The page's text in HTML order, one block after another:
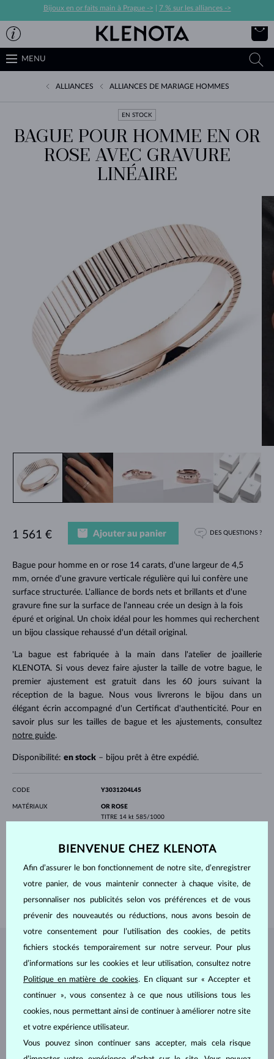
Bijoux en or faits main à Prague -> 7 % sur les alliances ->
MENU
ALLIANCES ALLIANCES DE MARIAGE HOMMES
EN STOCK
BAGUE POUR HOMME EN OR
ROSE AVEC GRAVURE
LINÉAIRE
Bague pour homme en or rose 14 carats, d'une largeur de 4,5
mm, ornée d'une gravure verticale régulière qui lui confère une
surface structurée. L'alliance de bords nets et brillants et d'une
gravure fine sur la surface de l'anneau crée un design à la fois
épuré et original. Un choix idéal pour les hommes qui recherchent
un bijou classique rehaussé d'un détail original.
'La bague est fabriquée à la main dans l'atelier de joaillerie
KLENOTA. Si vous devez faire ajuster la taille de votre bague, le
premier ajustement est gratuit dans les 60 jours suivant la
réception de la bague. Nous vous livrerons le bijou dans un
élégant écrin accompagné d'un Certificat d'authenticité. Pour en
savoir plus sur les tailles de bague et les ajustements, consultez
notre guide.
Disponibilité: en stock– bijou prêt à être expédié.
1 561 € Ajouter au panier DES QUESTIONS ?
CODE Y3031204L45
MATÉRIAUX
OR ROSE
TITRE 14 kt 585/1000
PIERRES PRÉCIEUSES
SANS PIERRE
ORIGINE
naturelle
LARGEUR 4.50 mm
POIDS 4.70 g
BIJOUX DE
BIENVENUE CHEZ KLENOTA
Afin d’assurer le bon fonctionnement de notre site, d’enregistrer
votre panier, de vous maintenir connecter à chaque visite, de
personnaliser nos publicités selon vos préférences et de vous
prévenir des nouveautés ou réductions, nous avons besoin de
votre consentement pour l’utilisation des cookies, de petits
fichiers stockés temporairement sur notre serveur. Pour plus
d’informations sur les cookies et leur utilisation, consultez notre
Politique en matière de cookies. En cliquant sur « Accepter et
continuer », vous consentez à ce que nous utilisions tous les
cookies, nous permettant ainsi de continuer à améliorer notre site
et votre expérience utilisateur.
Vous pouvez sinon continuer sans accepter, mais cela risque